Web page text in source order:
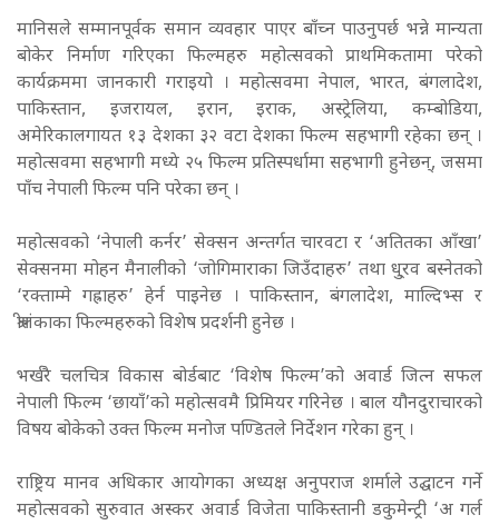
मानिसले सम्मानपूर्वक समान व्यवहार पाएर बाँच्न पाउनुपर्छ भन्ने मान्यता
बोकेर निर्माण गरिएका फिल्महरु महोत्सवको प्राथमिकतामा परेको
कार्यक्रममा जानकारी गराइयो । महोत्सवमा नेपाल, भारत, बंगलादेश,
पाकिस्तान, इजरायल, इरान, इराक, अस्ट्रेलिया, कम्बोडिया,
अमेरिकालगायत १३ देशका ३२ वटा देशका फिल्म सहभागी रहेका छन् ।
महोत्सवमा सहभागी मध्ये २५ फिल्म प्रतिस्पर्धामा सहभागी हुनेछन्, जसमा
पाँच नेपाली फिल्म पनि परेका छन् ।
महोत्सवको ‘नेपाली कर्नर’ सेक्सन अन्तर्गत चारवटा र ‘अतितका आँखा’
सेक्सनमा मोहन मैनालीको ‘जोगिमाराका जिउँदाहरु’ तथा धु्रव बस्नेतको
‘रक्ताम्मे गह्राहरु’ हेर्न पाइनेछ । पाकिस्तान, बंगलादेश, माल्दिभ्स र
श्रीलंकाका फिल्महरुको विशेष प्रदर्शनी हुनेछ ।
भर्खरै चलचित्र विकास बोर्डबाट ‘विशेष फिल्म’को अवार्ड जित्न सफल
नेपाली फिल्म ‘छायाँ’को महोत्सवमै प्रिमियर गरिनेछ । बाल यौनदुराचारको
विषय बोकेको उक्त फिल्म मनोज पण्डितले निर्देशन गरेका हुन् ।
राष्ट्रिय मानव अधिकार आयोगका अध्यक्ष अनुपराज शर्माले उद्घाटन गर्ने
महोत्सवको सुरुवात अस्कर अवार्ड विजेता पाकिस्तानी डकुमेन्ट्री ‘अ गर्ल